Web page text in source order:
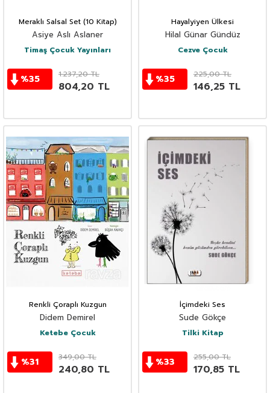
Meraklı Salsal Set (10 Kitap)
Asiye Aslı Aslaner
Timaş Çocuk Yayınları
%35 1.237,20TL
804,20 TL
Hayalyiyen Ülkesi
Hilal Günar Gündüz
Cezve Çocuk
%35 225,00TL
146,25 TL
Renkli Çoraplı Kuzgun
Didem Demirel
Ketebe Çocuk
%31 349,00TL
240,80 TL
İçimdeki Ses
Sude Gökçe
Tilki Kitap
%33 255,00TL
170,85 TL